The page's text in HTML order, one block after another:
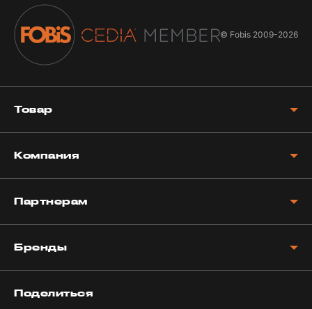
© Fobis 2009-2026
Товар
Компания
Партнерам
Бренды
Поделиться